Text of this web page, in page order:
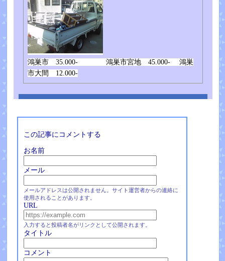
鴻巣市 35.000- 鴻巣市宮地 45.000- 鴻巣
市大間 12.000-
この記事にコメントする
お名前
メール
メールアドレスは公開されません。サイト運営者からの連絡に
使用されることがあります。
URL
入力すると投稿者名がリンクとして公開されます。
タイトル
コメント